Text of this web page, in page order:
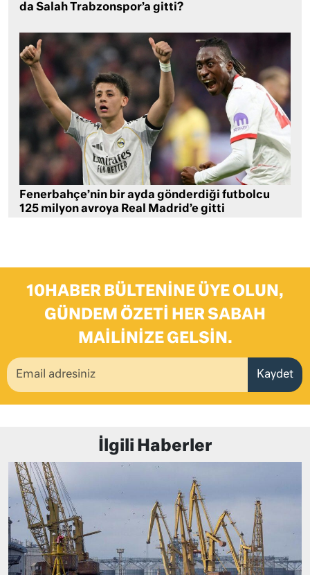
da Salah Trabzonspor’a gitti?
Fenerbahçe’nin bir ayda gönderdiği futbolcu
125 milyon avroya Real Madrid’e gitti
10HABER BÜLTENINE ÜYE OLUN,
GÜNDEM ÖZETI HER SABAH
MAILINIZE GELSIN.
Kaydet
İlgili Haberler